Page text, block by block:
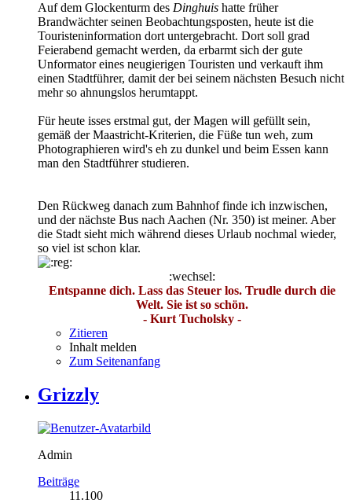
Auf dem Glockenturm des Dinghuis hatte früher
Brandwächter seinen Beobachtungsposten, heute ist die
Touristeninformation dort untergebracht. Dort soll grad
Feierabend gemacht werden, da erbarmt sich der gute
Unformator eines neugierigen Touristen und verkauft ihm
einen Stadtführer, damit der bei seinem nächsten Besuch nicht
mehr so ahnungslos herumtappt.
Für heute isses erstmal gut, der Magen will gefüllt sein,
gemäß der Maastricht-Kriterien, die Füße tun weh, zum
Photographieren wird's eh zu dunkel und beim Essen kann
man den Stadtführer studieren.
Den Rückweg danach zum Bahnhof finde ich inzwischen,
und der nächste Bus nach Aachen (Nr. 350) ist meiner. Aber
die Stadt sieht mich während dieses Urlaub nochmal wieder,
so viel ist schon klar.
:wechsel:
Entspanne dich. Lass das Steuer los. Trudle durch die
Welt. Sie ist so schön.
- Kurt Tucholsky -
Zitieren
Inhalt melden
Zum Seitenanfang
Grizzly
Admin
Beiträge
11.100